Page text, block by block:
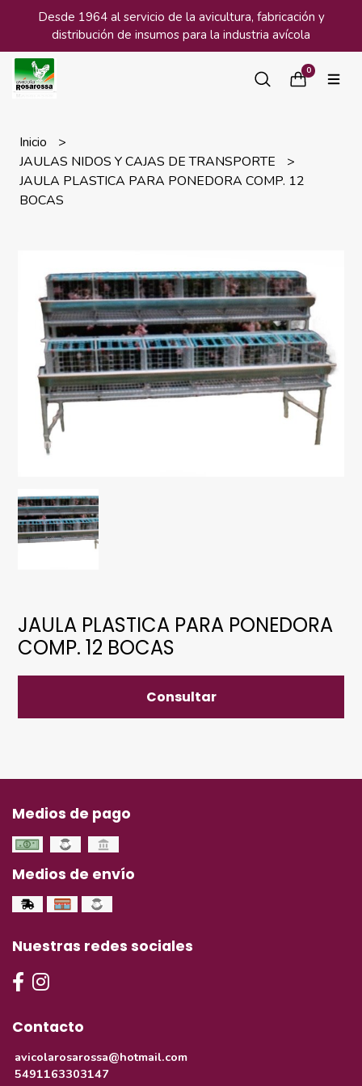
Desde 1964 al servicio de la avicultura, fabricación y
distribución de insumos para la industria avícola
0
Inicio
JAULAS NIDOS Y CAJAS DE TRANSPORTE
JAULA PLASTICA PARA PONEDORA COMP. 12
BOCAS
JAULA PLASTICA PARA PONEDORA
COMP. 12 BOCAS
Consultar
Medios de pago
Medios de envío
Nuestras redes sociales
Contacto
avicolarosarossa@hotmail.com
5491163303147